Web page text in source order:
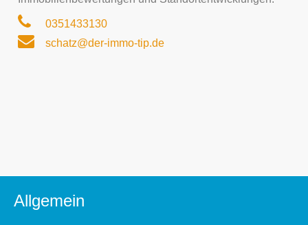
0351433130
schatz@der-immo-tip.de
Allgemein